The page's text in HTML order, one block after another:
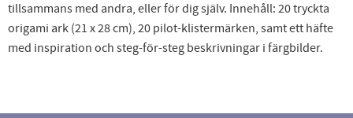
tillsammans med andra, eller för dig själv. Innehåll: 20 tryckta
origami ark (21 x 28 cm), 20 pilot-klistermärken, samt ett häfte
med inspiration och steg-för-steg beskrivningar i färgbilder.